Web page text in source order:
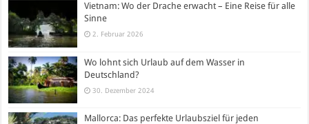
Vietnam: Wo der Drache erwacht – Eine Reise für alle
Sinne
2. Februar 2026
Wo lohnt sich Urlaub auf dem Wasser in
Deutschland?
30. Dezember 2024
Mallorca: Das perfekte Urlaubsziel für jeden